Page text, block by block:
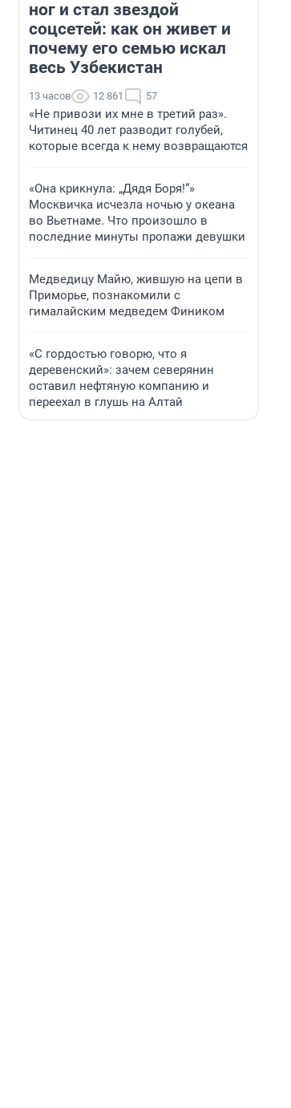
ног и стал звездой
соцсетей: как он живет и
почему его семью искал
весь Узбекистан
13 часов 12 861 57
«Не привози их мне в третий раз».
Читинец 40 лет разводит голубей,
которые всегда к нему возвращаются
«Она крикнула: „Дядя Боря!“»
Москвичка исчезла ночью у океана
во Вьетнаме. Что произошло в
последние минуты пропажи девушки
Медведицу Майю, жившую на цепи в
Приморье, познакомили с
гималайским медведем Фиником
«С гордостью говорю, что я
деревенский»: зачем северянин
оставил нефтяную компанию и
переехал в глушь на Алтай